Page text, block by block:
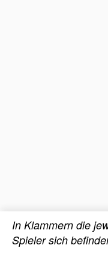
In Klammern die
Spieler sich